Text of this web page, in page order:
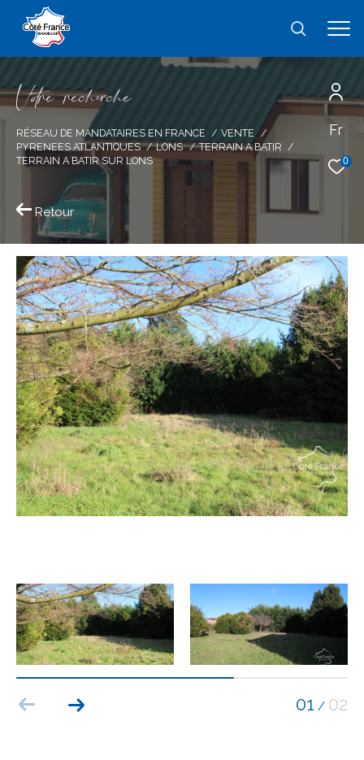
Fr
0
Vore recece
RÉSEAU DE MANDATAIRES EN FRANCE
VENTE
PYRENEES ATLANTIQUES
LONS
TERRAIN A BATIR
TERRAIN A BATIR SUR LONS
Retour
01 / 02
Effectuer une recherche
et trouver le bien qui correspond à vos
critères
Type
d'offre
Vente
Type
de
bien
type de bien
Ville
Budget
Budget
Surface
Surface
Pièces
AFFINER LES CRITÈRES